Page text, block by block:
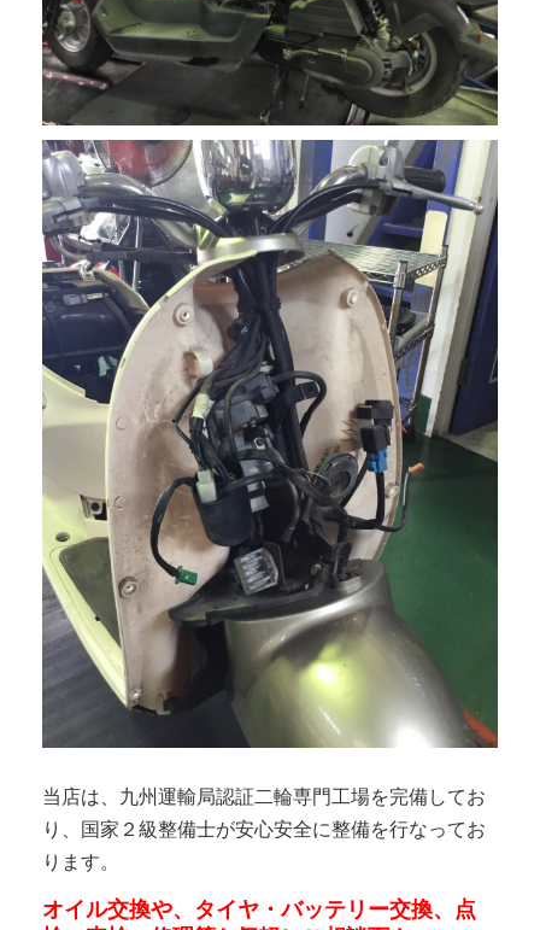
当店は、九州運輸局認証二輪専門工場を完備してお
り、国家２級整備士が安心安全に整備を行なってお
ります。
オイル交換や、タイヤ・バッテリー交換、点